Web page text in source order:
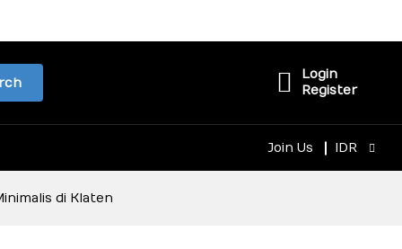
Login
Register
Join Us IDR
di Klaten